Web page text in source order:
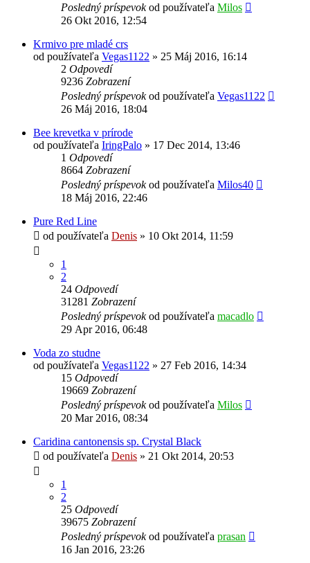
Posledný príspevokod používateľa Milos
26 Okt 2016, 12:54
Krmivo pre mladé crs
od používateľa Vegas1122 » 25 Máj 2016, 16:14
2 Odpovedí
9236 Zobrazení
Posledný príspevokod používateľa Vegas1122
26 Máj 2016, 18:04
Bee krevetka v prírode
od používateľa IringPalo » 17 Dec 2014, 13:46
1 Odpovedí
8664 Zobrazení
Posledný príspevokod používateľa Milos40
18 Máj 2016, 22:46
Pure Red Line
od používateľa Denis » 10 Okt 2014, 11:59
1
2
24 Odpovedí
31281 Zobrazení
Posledný príspevokod používateľa macadlo
29 Apr 2016, 06:48
Voda zo studne
od používateľa Vegas1122 » 27 Feb 2016, 14:34
15 Odpovedí
19669 Zobrazení
Posledný príspevokod používateľa Milos
20 Mar 2016, 08:34
Caridina cantonensis sp. Crystal Black
od používateľa Denis » 21 Okt 2014, 20:53
1
2
25 Odpovedí
39675 Zobrazení
Posledný príspevokod používateľa prasan
16 Jan 2016, 23:26